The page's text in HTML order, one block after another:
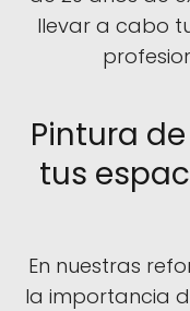
llevar a cabo
Pintura
tus
En nuestras
la importancia